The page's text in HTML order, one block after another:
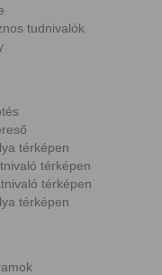
tudnivalók
térképen
térképen
térképen
térképen